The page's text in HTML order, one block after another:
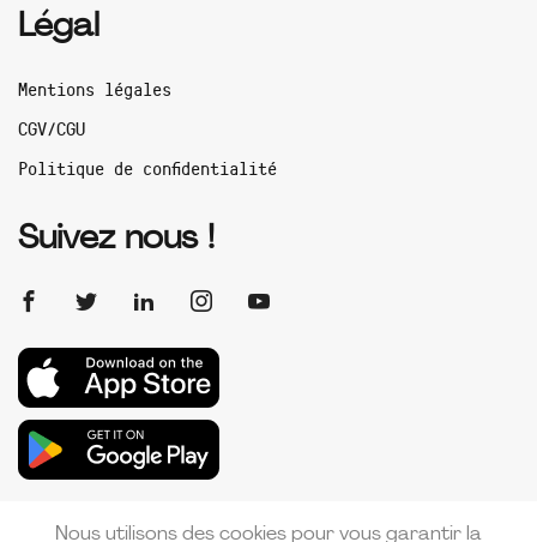
Légal
Mentions légales
CGV/CGU
Politique de confidentialité
Suivez nous !
Nous utilisons des cookies pour vous garantir la